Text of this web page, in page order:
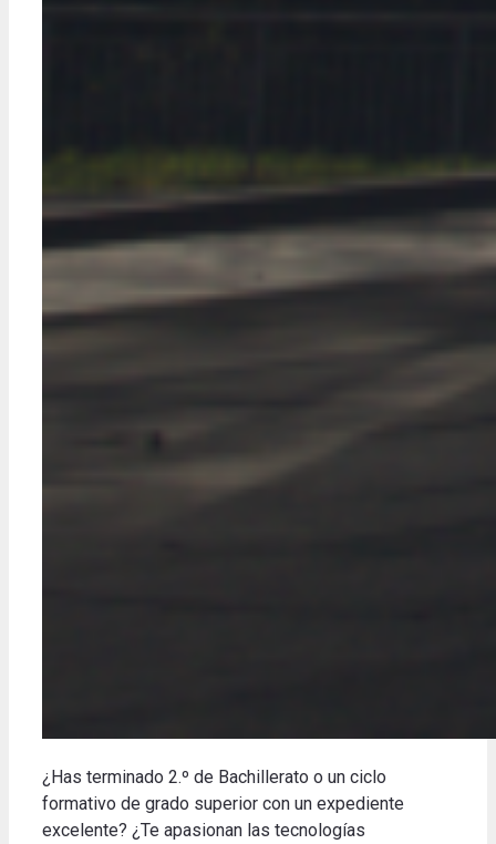
¿Has terminado 2.º de Bachillerato o un ciclo
formativo de grado superior con un expediente
excelente? ¿Te apasionan las tecnologías